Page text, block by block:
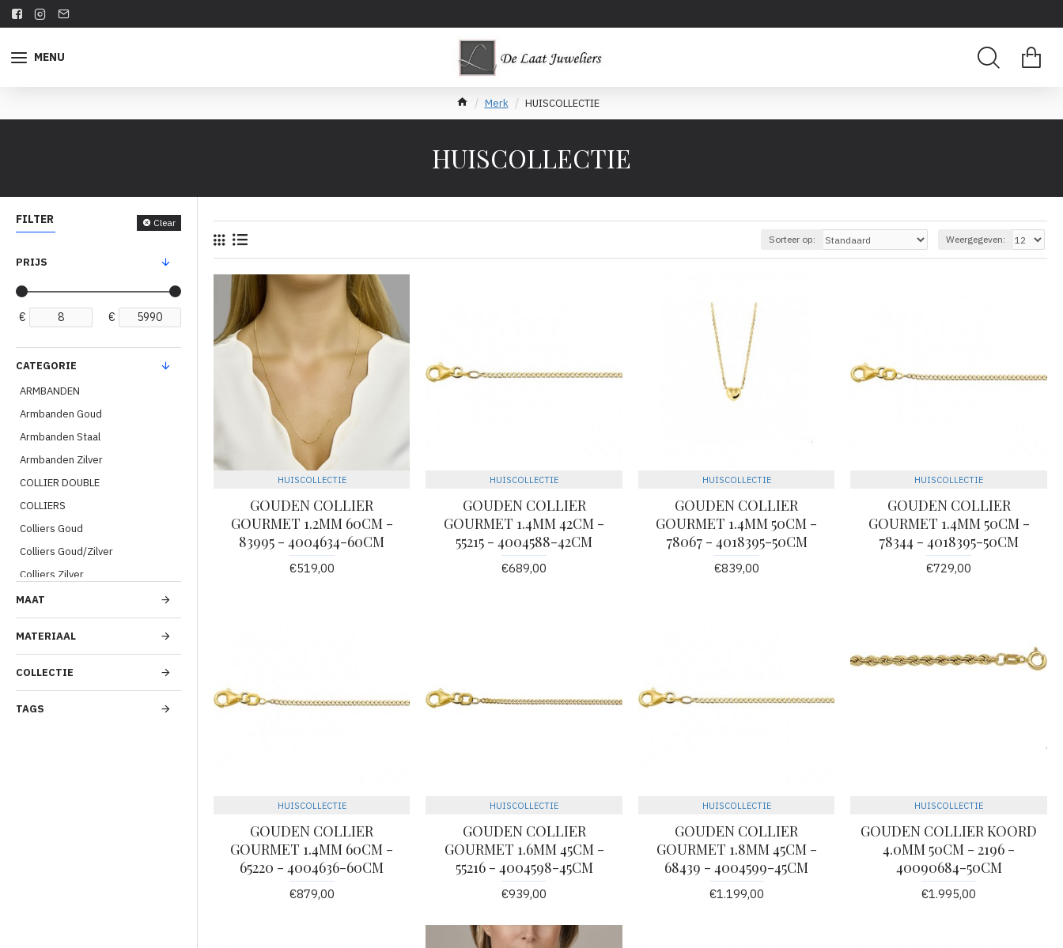
MENU
Merk HUISCOLLECTIE
HUISCOLLECTIE
FILTER Clear
PRIJS
€ €
CATEGORIE
ARMBANDEN
Armbanden Goud
Armbanden Staal
Armbanden Zilver
COLLIER DOUBLE
COLLIERS
Colliers Goud
Colliers Goud/Zilver
Colliers Zilver
DIVERSE LEVERANCIERS
DIVERSEN
ENKELBAND ZILVER
ENKELBANDEN
Hanger Goud
Hanger Staal
MAAT
MATERIAAL
COLLECTIE
TAGS
Sorteer op: Weergegeven:
HUISCOLLECTIE
GOUDEN COLLIER
GOURMET 1.2MM 60CM -
83995 - 4004634-60CM
€519,00
HUISCOLLECTIE
GOUDEN COLLIER
GOURMET 1.4MM 42CM -
55215 - 4004588-42CM
€689,00
HUISCOLLECTIE
GOUDEN COLLIER
GOURMET 1.4MM 50CM -
78067 - 4018395-50CM
€839,00
HUISCOLLECTIE
GOUDEN COLLIER
GOURMET 1.4MM 50CM -
78344 - 4018395-50CM
€729,00
HUISCOLLECTIE
GOUDEN COLLIER
GOURMET 1.4MM 60CM -
65220 - 4004636-60CM
€879,00
HUISCOLLECTIE
GOUDEN COLLIER
GOURMET 1.6MM 45CM -
55216 - 4004598-45CM
€939,00
HUISCOLLECTIE
GOUDEN COLLIER
GOURMET 1.8MM 45CM -
68439 - 4004599-45CM
€1.199,00
HUISCOLLECTIE
GOUDEN COLLIER KOORD
4.0MM 50CM - 2196 -
40090684-50CM
€1.995,00